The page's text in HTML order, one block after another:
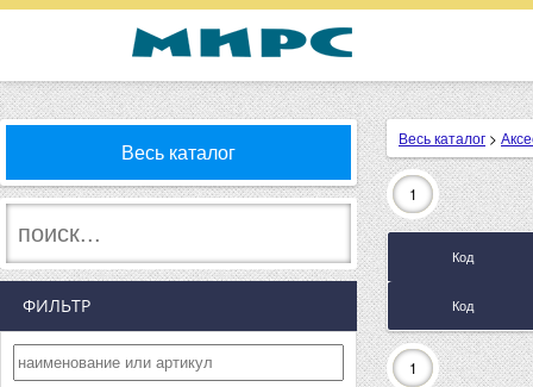
Весь каталог
ФИЛЬТР
Весь каталог >
1
Код
Код
1